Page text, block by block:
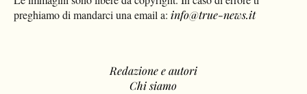
preghiamo di mandarci una email a: info@true-news.it
Redazione e autori
Chi siamo